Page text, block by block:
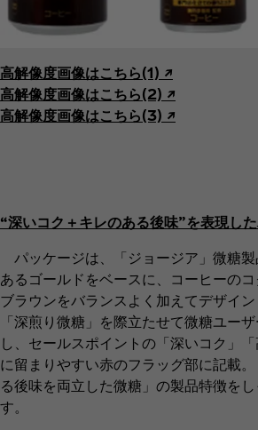
高解像度画像はこちら(1) ↗︎
高解像度画像はこちら(2) ↗︎
高解像度画像はこちら(3) ↗︎
“深いコク＋キレのある後味”を表現し
パッケージは、「ジョージア」微糖
あるゴールドをベースに、コーヒーの
ブラウンをバランスよく加えてデザイ
「深煎り微糖」を際立たせて微糖ユー
し、セールスポイントの「深いコク」
に留まりやすい赤のフラッグ部に記載
る後味を両立した微糖」の製品特徴を
す。